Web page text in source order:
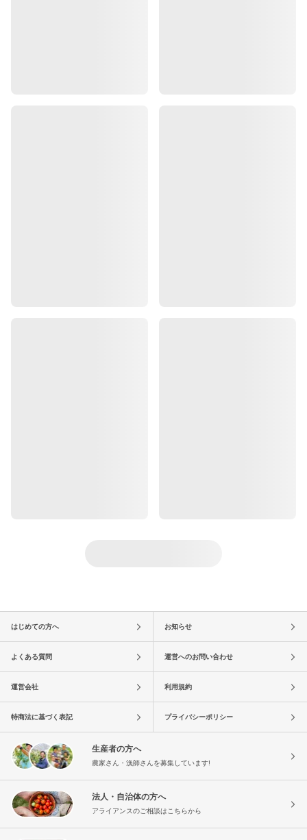
はじめての方へ お知らせ
よくある質問 運営へのお問い合わせ
運営会社 利用規約
特商法に基づく表記 プライバシーポリシー
生産者の方へ
農家さん・漁師さんを募集しています!
法人・自治体の方へ
アライアンスのご相談はこちらから